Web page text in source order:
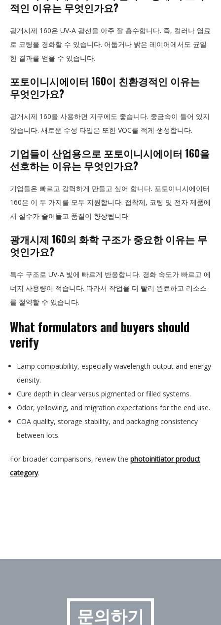
적인 이유는 무엇인가요?
광개시제 160은 UV-A 광선을 아주 잘 흡수합니다. 즉, 컬러나 염료
로 코팅을 경화할 수 있습니다. 어둡거나 밝은 레이어에서도 균일
한 결과를 얻을 수 있습니다.
포토이니시에이터 160이 친환경적인 이유는
무엇인가요?
광개시제 160을 사용하면 지구에도 좋습니다. 중금속이 들어 있지
않습니다. 새로운 수성 타입은 또한 VOC를 적게 생성합니다.
기업들이 산업용으로 포토이니시에이터 160을
선호하는 이유는 무엇인가요?
기업들은 빠르고 강력하게 만들고 싶어 합니다. 포토이니시에이터
160은 이 두 가지를 모두 지원합니다. 접착제, 코팅 및 전자 제품에
서 실수가 줄어들고 품질이 향상됩니다.
광개시제 160의 화학 구조가 중요한 이유는 무
엇인가요?
특수 구조로 UV-A 빛에 빠르게 반응합니다. 경화 속도가 빠르고 에
너지 사용량이 적습니다. 따라서 작업을 더 빨리 완료하고 리소스
를 절약할 수 있습니다.
What formulators and buyers should
verify
Lamp compatibility, especially wavelength output and energy
density.
Cure depth in clear versus pigmented or filled systems.
Odor, yellowing, and migration expectations for the end use.
COA quality, storage stability, and packaging consistency
between lots.
For broader comparisons, review the photoinitiator product
category.
문의하기